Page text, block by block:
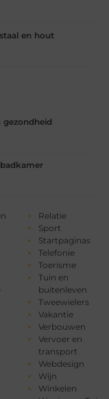
Relatie
Sport
Startpaginas
Telefonie
Toerisme
Tuin en
buitenleven
Tweewielers
Vakantie
Verbouwen
Vervoer en
transport
Webdesign
Wijn
Winkelen
en hout
gezondheid